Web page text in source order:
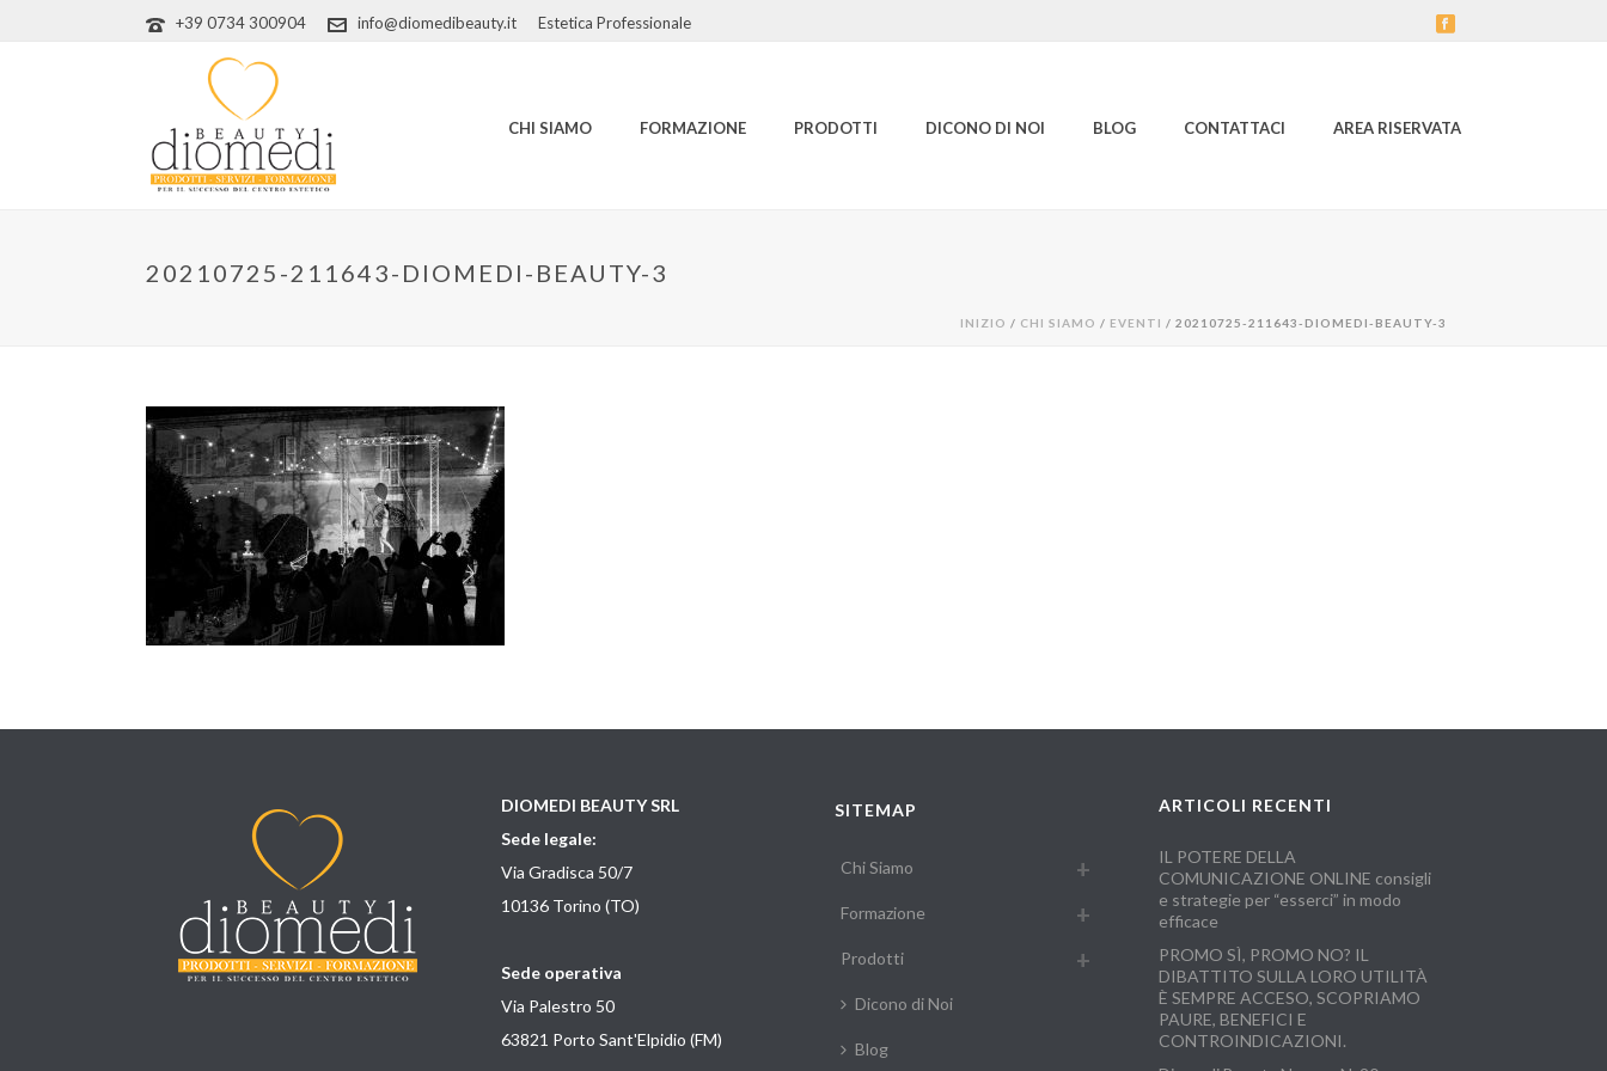
+39 0734 300904 info@diomedibeauty.it Estetica Professionale
CHI SIAMO FORMAZIONE PRODOTTI DICONO DI NOI BLOG CONTATTACI AREA RISERVATA
20210725-211643-DIOMEDI-BEAUTY-3
INIZIO / CHI SIAMO / EVENTI / 20210725-211643-DIOMEDI-BEAUTY-3
DIOMEDI BEAUTY SRL
Sede legale:
Via Gradisca 50/7
10136 Torino (TO)
Sede operativa
Via Palestro 50
63821 Porto Sant'Elpidio (FM)
SITEMAP
Chi Siamo
Formazione
Prodotti
Dicono di Noi
Blog
ARTICOLI RECENTI
IL POTERE DELLA
COMUNICAZIONE ONLINE consigli
e strategie per “esserci” in modo
efficace
PROMO SÌ, PROMO NO? IL
DIBATTITO SULLA LORO UTILITÀ
È SEMPRE ACCESO, SCOPRIAMO
PAURE, BENEFICI E
CONTROINDICAZIONI.